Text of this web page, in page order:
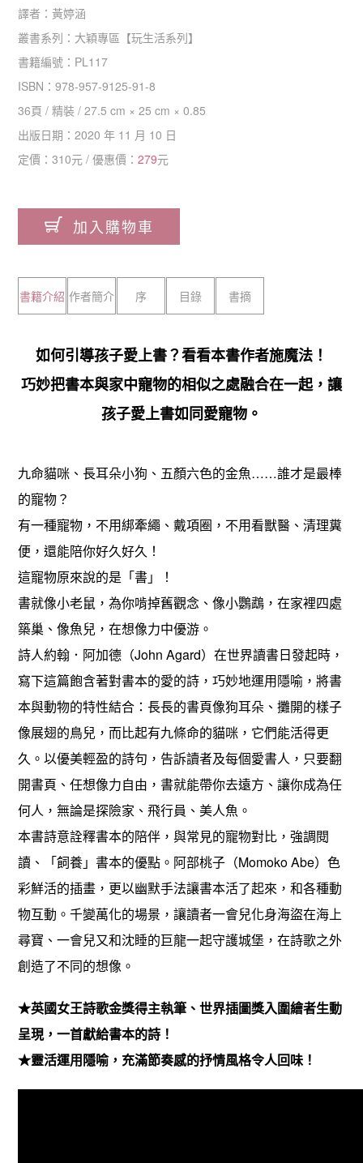
譯者：黃婷涵
叢書系列： 大穎專區 【玩生活系列】
書籍編號： PL117
ISBN：978-957-9125-91-8
36頁 /精裝 /27.5 cm × 25 cm × 0.85
出版日期：2020 年 11 月 10 日
定價：310元 / 優惠價：279元
加入購物車
書籍介紹 作者簡介 序 目錄 書摘
如何引導孩子愛上書？看看本書作者施魔法！
巧妙把書本與家中寵物的相似之處融合在一起，讓
孩子愛上書如同愛寵物。
九命貓咪、長耳朵小狗、五顏六色的金魚……誰才是最棒
的寵物？
有一種寵物，不用綁牽繩、戴項圈，不用看獸醫、清理糞
便，還能陪你好久好久！
這寵物原來說的是「書」！
書就像小老鼠，為你啃掉舊觀念、像小鸚鵡，在家裡四處
築巢、像魚兒，在想像力中優游。
詩人約翰．阿加德（John Agard）在世界讀書日發起時，
寫下這篇飽含著對書本的愛的詩，巧妙地運用隱喻，將書
本與動物的特性結合：長長的書頁像狗耳朵、攤開的樣子
像展翅的鳥兒，而比起有九條命的貓咪，它們能活得更
久。以優美輕盈的詩句，告訴讀者及每個愛書人，只要翻
開書頁、任想像力自由，書就能帶你去遠方、讓你成為任
何人，無論是探險家、飛行員、美人魚。
本書詩意詮釋書本的陪伴，與常見的寵物對比，強調閱
讀、「飼養」書本的優點。阿部桃子（Momoko Abe）色
彩鮮活的插畫，更以幽默手法讓書本活了起來，和各種動
物互動。千變萬化的場景，讓讀者一會兒化身海盜在海上
尋寶、一會兒又和沈睡的巨龍一起守護城堡，在詩歌之外
創造了不同的想像。
★英國女王詩歌金獎得主執筆、世界插圖獎入圍繪者生動
呈現，一首獻給書本的詩！
★靈活運用隱喻，充滿節奏感的抒情風格令人回味！